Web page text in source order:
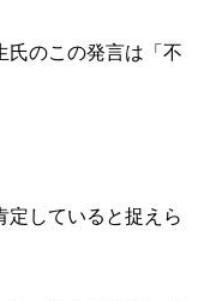
氏のこの発言は「不
定していると捉えら